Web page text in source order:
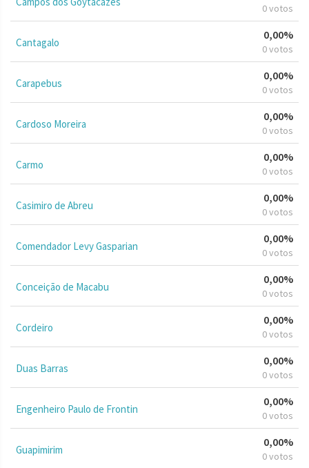
0 votos
Cantagalo
0,00%
0 votos
Carapebus
0,00%
0 votos
Cardoso Moreira
0,00%
0 votos
Carmo
0,00%
0 votos
Casimiro de Abreu
0,00%
0 votos
Comendador Levy Gasparian
0,00%
0 votos
Conceição de Macabu
0,00%
0 votos
Cordeiro
0,00%
0 votos
Duas Barras
0,00%
0 votos
Engenheiro Paulo de Frontin
0,00%
0 votos
Guapimirim
0,00%
0 votos